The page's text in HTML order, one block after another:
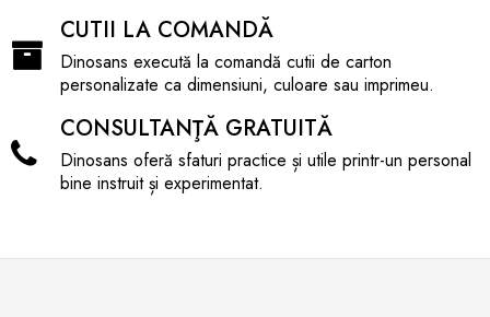
CUTII LA COMANDĂ
Dinosans execută la comandă cutii de carton
personalizate ca dimensiuni, culoare sau imprimeu.
CONSULTANŢĂ GRATUITĂ
Dinosans oferă sfaturi practice și utile printr-un personal
bine instruit și experimentat.